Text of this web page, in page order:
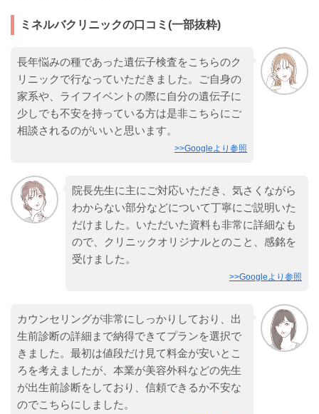
ミネルバクリニックの口コミ(一部抜粋)
長年悩みの種であった遺伝子検査をこちらのク
リニックで行なっていただきました。ご自身の
家系や、ライフイベントの際に自分の遺伝子に
少しでも不安を持っている方は是非こちらにご
相談されるのがいいと思います。
>>Googleより参照
院長先生に主にご対応いただき、気さくながら
わからない部分などについて丁寧にご説明いた
だけました。いただいた資料も非常に詳細なも
ので、クリニックオリジナルとのこと、感銘を
受けました。
>>Googleより参照
カウンセリングが非常にしっかりしており、出
生前診断の詳細まで納得できてプランを選択で
きました。最初は値段だけ見て料金が安いとこ
ろを考えましたが、本業が美容外科などの先生
が出生前診断をしており、信頼できるか不安な
のでこちらにしました。